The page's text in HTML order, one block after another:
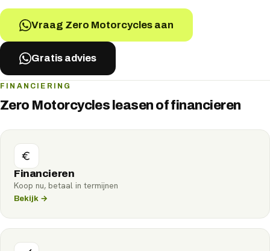
Vraag Zero Motorcycles aan
Gratis advies
FINANCIERING
Zero Motorcycles leasen of financieren
Financieren
Koop nu, betaal in termijnen
Bekijk →